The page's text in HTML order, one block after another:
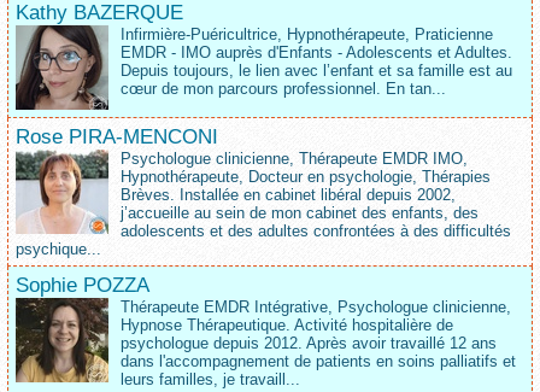
Kathy BAZERQUE
Infirmière-Puéricultrice, Hypnothérapeute, Praticienne
EMDR - IMO auprès d'Enfants - Adolescents et Adultes.
Depuis toujours, le lien avec l’enfant et sa famille est au
cœur de mon parcours professionnel. En tan...
Rose PIRA-MENCONI
Psychologue clinicienne, Thérapeute EMDR IMO,
Hypnothérapeute, Docteur en psychologie, Thérapies
Brèves. Installée en cabinet libéral depuis 2002,
j’accueille au sein de mon cabinet des enfants, des
adolescents et des adultes confrontées à des difficultés
psychique...
Sophie POZZA
Thérapeute EMDR Intégrative, Psychologue clinicienne,
Hypnose Thérapeutique. Activité hospitalière de
psychologue depuis 2012. Après avoir travaillé 12 ans
dans l'accompagnement de patients en soins palliatifs et
leurs familles, je travaill...